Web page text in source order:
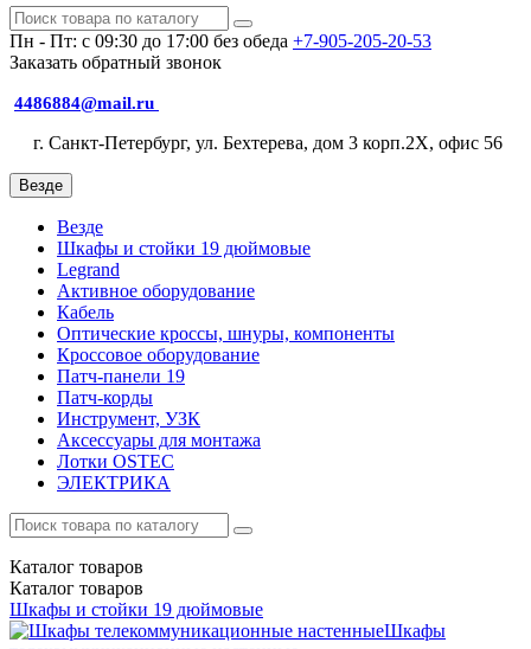
Пн - Пт: с 09:30 до 17:00 без обеда +7-905-205-20-53
Заказать обратный звонок
4486884@mail.ru
г. Санкт-Петербург, ул. Бехтерева, дом 3 корп.2X, офис 56
Везде
Везде
Шкафы и стойки 19 дюймовые
Legrand
Активное оборудование
Кабель
Оптические кроссы, шнуры, компоненты
Кроссовое оборудование
Патч-панели 19
Патч-корды
Инструмент, УЗК
Аксессуары для монтажа
Лотки OSTEC
ЭЛЕКТРИКА
Каталог товаров
Каталог товаров
Шкафы и стойки 19 дюймовые
Шкафы